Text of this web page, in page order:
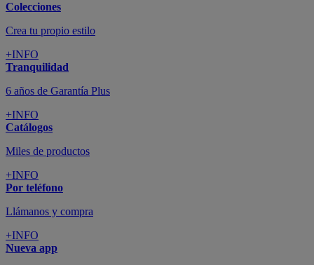
Colecciones
Crea tu propio estilo
+INFO
Tranquilidad
6 años de Garantía Plus
+INFO
Catálogos
Miles de productos
+INFO
Por teléfono
Llámanos y compra
+INFO
Nueva app